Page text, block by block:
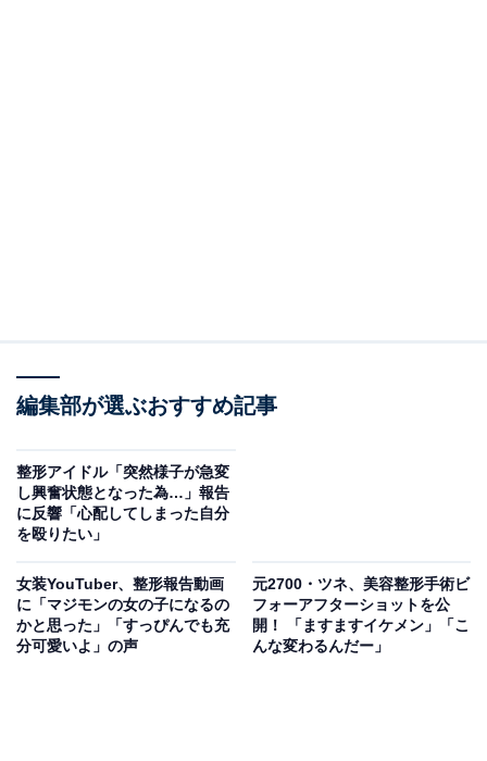
編集部が選ぶおすすめ記事
整形アイドル「突然様子が急変
し興奮状態となった為…」報告
に反響「心配してしまった自分
を殴りたい」
女装YouTuber、整形報告動画
に「マジモンの女の子になるの
かと思った」「すっぴんでも充
分可愛いよ」の声
元2700・ツネ、美容整形手術ビ
フォーアフターショットを公
開！ 「ますますイケメン」「こ
んな変わるんだー」